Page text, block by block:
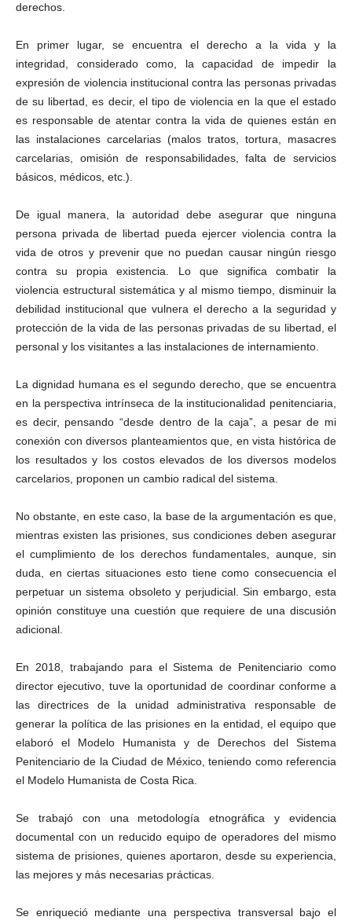
derechos.
En primer lugar, se encuentra el derecho a la vida y la
integridad, considerado como, la capacidad de impedir la
expresión de violencia institucional contra las personas privadas
de su libertad, es decir, el tipo de violencia en la que el estado
es responsable de atentar contra la vida de quienes están en
las instalaciones carcelarias (malos tratos, tortura, masacres
carcelarias, omisión de responsabilidades, falta de servicios
básicos, médicos, etc.).
De igual manera, la autoridad debe asegurar que ninguna
persona privada de libertad pueda ejercer violencia contra la
vida de otros y prevenir que no puedan causar ningún riesgo
contra su propia existencia. Lo que significa combatir la
violencia estructural sistemática y al mismo tiempo, disminuir la
debilidad institucional que vulnera el derecho a la seguridad y
protección de la vida de las personas privadas de su libertad, el
personal y los visitantes a las instalaciones de internamiento.
La dignidad humana es el segundo derecho, que se encuentra
en la perspectiva intrínseca de la institucionalidad penitenciaria,
es decir, pensando “desde dentro de la caja”, a pesar de mi
conexión con diversos planteamientos que, en vista histórica de
los resultados y los costos elevados de los diversos modelos
carcelarios, proponen un cambio radical del sistema.
No obstante, en este caso, la base de la argumentación es que,
mientras existen las prisiones, sus condiciones deben asegurar
el cumplimiento de los derechos fundamentales, aunque, sin
duda, en ciertas situaciones esto tiene como consecuencia el
perpetuar un sistema obsoleto y perjudicial. Sin embargo, esta
opinión constituye una cuestión que requiere de una discusión
adicional.
En 2018, trabajando para el Sistema de Penitenciario como
director ejecutivo, tuve la oportunidad de coordinar conforme a
las directrices de la unidad administrativa responsable de
generar la política de las prisiones en la entidad, el equipo que
elaboró el Modelo Humanista y de Derechos del Sistema
Penitenciario de la Ciudad de México, teniendo como referencia
el Modelo Humanista de Costa Rica.
Se trabajó con una metodología etnográfica y evidencia
documental con un reducido equipo de operadores del mismo
sistema de prisiones, quienes aportaron, desde su experiencia,
las mejores y más necesarias prácticas.
Se enriqueció mediante una perspectiva transversal bajo el